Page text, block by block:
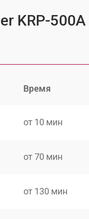
KRP-500A
Время
от 10 мин
от 70 мин
от 130 мин